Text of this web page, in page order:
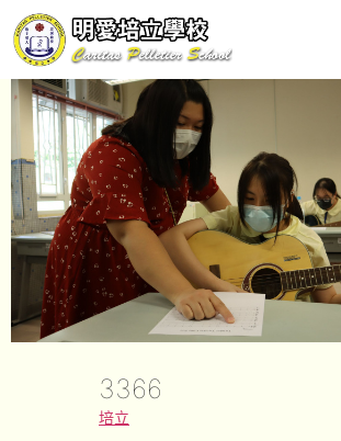
3366
培立